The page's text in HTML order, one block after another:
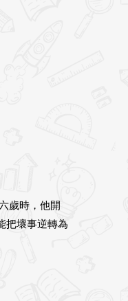
歲時，他開
把壞事逆轉為